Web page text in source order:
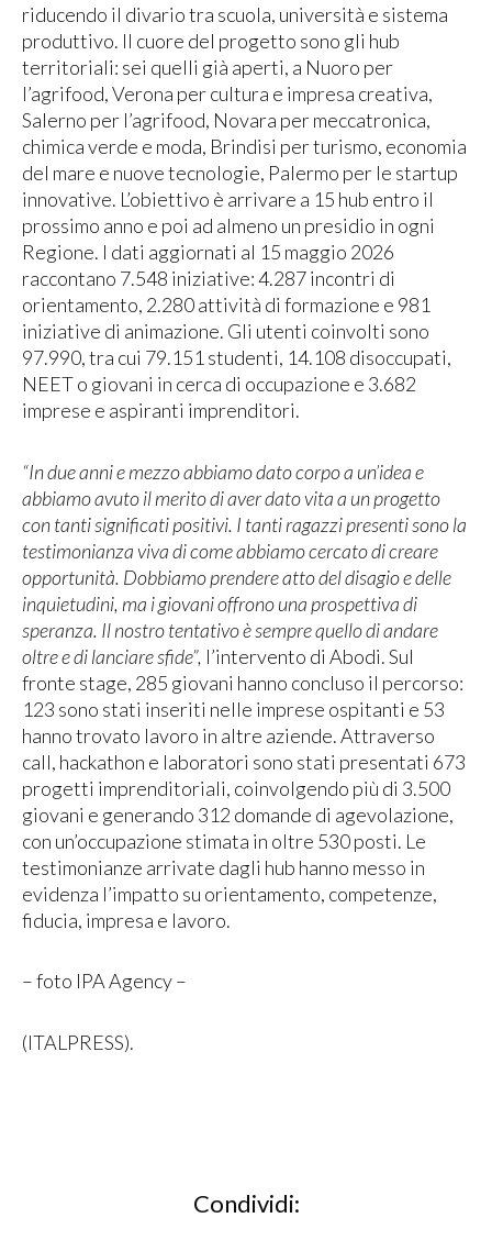
riducendo il divario tra scuola, università e sistema
produttivo. Il cuore del progetto sono gli hub
territoriali: sei quelli già aperti, a Nuoro per
l’agrifood, Verona per cultura e impresa creativa,
Salerno per l’agrifood, Novara per meccatronica,
chimica verde e moda, Brindisi per turismo, economia
del mare e nuove tecnologie, Palermo per le startup
innovative. L’obiettivo è arrivare a 15 hub entro il
prossimo anno e poi ad almeno un presidio in ogni
Regione. I dati aggiornati al 15 maggio 2026
raccontano 7.548 iniziative: 4.287 incontri di
orientamento, 2.280 attività di formazione e 981
iniziative di animazione. Gli utenti coinvolti sono
97.990, tra cui 79.151 studenti, 14.108 disoccupati,
NEET o giovani in cerca di occupazione e 3.682
imprese e aspiranti imprenditori.
“In due anni e mezzo abbiamo dato corpo a un’idea e
abbiamo avuto il merito di aver dato vita a un progetto
con tanti significati positivi. I tanti ragazzi presenti sono la
testimonianza viva di come abbiamo cercato di creare
opportunità. Dobbiamo prendere atto del disagio e delle
inquietudini, ma i giovani offrono una prospettiva di
speranza. Il nostro tentativo è sempre quello di andare
oltre e di lanciare sfide”, l’intervento di Abodi. Sul
fronte stage, 285 giovani hanno concluso il percorso:
123 sono stati inseriti nelle imprese ospitanti e 53
hanno trovato lavoro in altre aziende. Attraverso
call, hackathon e laboratori sono stati presentati 673
progetti imprenditoriali, coinvolgendo più di 3.500
giovani e generando 312 domande di agevolazione,
con un’occupazione stimata in oltre 530 posti. Le
testimonianze arrivate dagli hub hanno messo in
evidenza l’impatto su orientamento, competenze,
fiducia, impresa e lavoro.
– foto IPA Agency –
(ITALPRESS).
Condividi: